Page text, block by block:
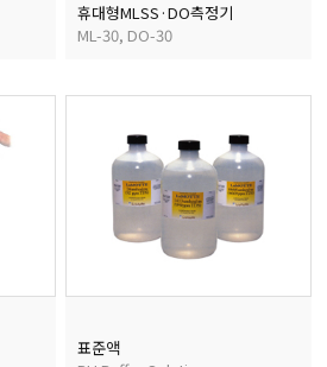
휴대형MLSS·DO측정기
ML-30, DO-30
표준액